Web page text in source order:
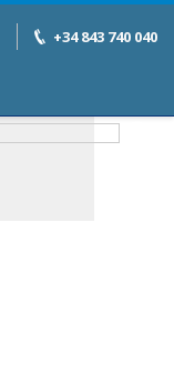
+34 843 740 040